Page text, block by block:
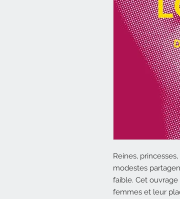
Reines,
modestes
faible. Cet
femmes et leur